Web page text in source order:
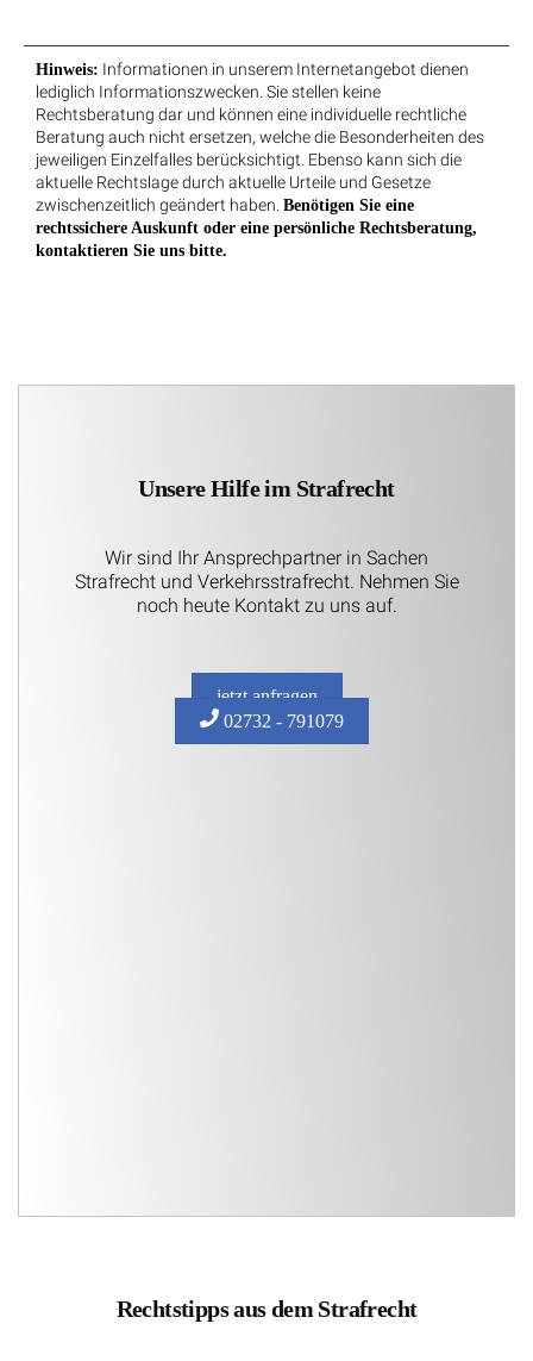
Hinweis: Informationen in unserem Internetangebot dienen
lediglich Informationszwecken. Sie stellen keine
Rechtsberatung dar und können eine individuelle rechtliche
Beratung auch nicht ersetzen, welche die Besonderheiten des
jeweiligen Einzelfalles berücksichtigt. Ebenso kann sich die
aktuelle Rechtslage durch aktuelle Urteile und Gesetze
zwischenzeitlich geändert haben. Benötigen Sie eine
rechtssichere Auskunft oder eine persönliche Rechtsberatung,
kontaktieren Sie uns bitte.
Unsere Hilfe im Strafrecht
Wir sind Ihr Ansprechpartner in Sachen
Strafrecht und Verkehrsstrafrecht. Nehmen Sie
noch heute Kontakt zu uns auf.
jetzt anfragen
02732 - 791079
Rechtstipps aus dem Strafrecht